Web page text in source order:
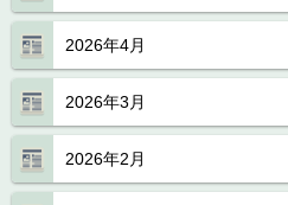
2026年4月
2026年3月
2026年2月